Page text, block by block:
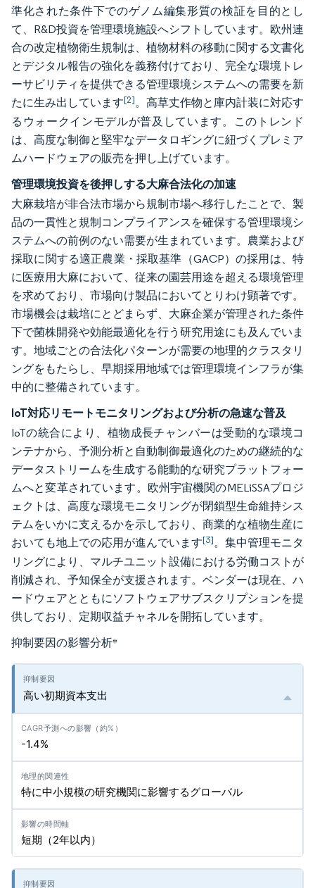
準化された条件下でのゲノム編集形質の検証を目的とし
て、R&D投資を管理環境施設へシフトしています。欧州連
合の改定植物衛生規制は、植物材料の移動に関する文書化
とデジタル報告の強化を義務付けており、完全な環境トレ
ーサビリティを提供できる管理環境システムへの需要を新
たに生み出しています[2]。高草丈作物と庫内計装に対応す
るウォークインモデルが普及しています。このトレンド
は、高度な制御と堅牢なデータロギングに紐づくプレミア
ムハードウェアの販売を押し上げています。
管理環境投資を後押しする大麻合法化の加速
大麻栽培が非合法市場から規制市場へ移行したことで、製
品の一貫性と規制コンプライアンスを確保する管理環境シ
ステムへの前例のない需要が生まれています。農業および
採取に関する適正農業・採取基準（GACP）の採用は、特
に医療用大麻において、従来の園芸用途を超える環境管理
を求めており、市場向け製品においてとりわけ顕著です。
市場機会は栽培にとどまらず、大麻企業が管理された条件
下で菌株開発や効能最適化を行う研究用途にも及んでいま
す。地域ごとの合法化パターンが需要の地理的クラスタリ
ングをもたらし、早期採用地域では管理環境インフラが集
中的に整備されています。
IoT対応リモートモニタリングおよび分析の急速な普及
IoTの統合により、植物成長チャンバーは受動的な環境コ
ンテナから、予測分析と自動制御最適化のための継続的な
データストリームを生成する能動的な研究プラットフォー
ムへと変革されています。欧州宇宙機関のMELiSSAプロジ
ェクトは、高度な環境モニタリングが閉鎖型生命維持シス
テムをいかに支えるかを示しており、商業的な植物生産に
おいても地上での応用が進んでいます[3]。集中管理モニタ
リングにより、マルチユニット設備における労働コストが
削減され、予知保全が支援されます。ベンダーは現在、ハ
ードウェアとともにソフトウェアサブスクリプションを提
供しており、定期収益チャネルを開拓しています。
抑制要因の影響分析*
高い初期資本支出
-1.4%
特に中小規模の研究機関に影響するグローバル
短期（2年以内）